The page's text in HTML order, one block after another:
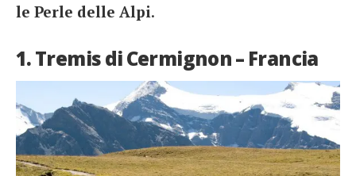
le Perle delle Alpi.
1. Tremis di Cermignon – Francia